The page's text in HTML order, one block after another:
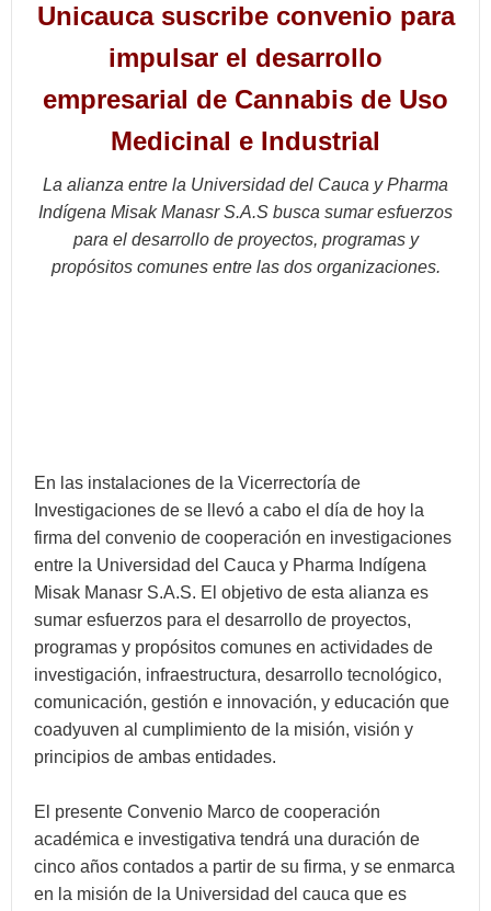
Unicauca suscribe convenio para
impulsar el desarrollo
empresarial de Cannabis de Uso
Medicinal e Industrial
La alianza entre la Universidad del Cauca y Pharma
Indígena Misak Manasr S.A.S busca sumar esfuerzos
para el desarrollo de proyectos, programas y
propósitos comunes entre las dos organizaciones.
En las instalaciones de la Vicerrectoría de
Investigaciones de se llevó a cabo el día de hoy la
firma del convenio de cooperación en investigaciones
entre la Universidad del Cauca y Pharma Indígena
Misak Manasr S.A.S. El objetivo de esta alianza es
sumar esfuerzos para el desarrollo de proyectos,
programas y propósitos comunes en actividades de
investigación, infraestructura, desarrollo tecnológico,
comunicación, gestión e innovación, y educación que
coadyuven al cumplimiento de la misión, visión y
principios de ambas entidades.
El presente Convenio Marco de cooperación
académica e investigativa tendrá una duración de
cinco años contados a partir de su firma, y se enmarca
en la misión de la Universidad del cauca que es